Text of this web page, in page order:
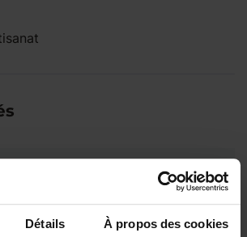
Détails À propos des cookies
Indisponible
Disponible de 00:00 à 00:00